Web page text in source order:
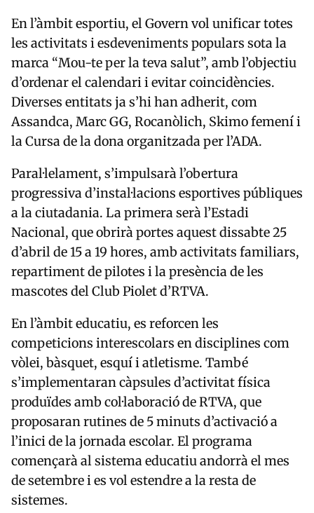
En l’àmbit esportiu, el Govern vol unificar totes
les activitats i esdeveniments populars sota la
marca “Mou-te per la teva salut”, amb l’objectiu
d’ordenar el calendari i evitar coincidències.
Diverses entitats ja s’hi han adherit, com
Assandca, Marc GG, Rocanòlich, Skimo femení i
la Cursa de la dona organitzada per l’ADA.
Paral·lelament, s’impulsarà l’obertura
progressiva d’instal·lacions esportives públiques
a la ciutadania. La primera serà l’Estadi
Nacional, que obrirà portes aquest dissabte 25
d’abril de 15 a 19 hores, amb activitats familiars,
repartiment de pilotes i la presència de les
mascotes del Club Piolet d’RTVA.
En l’àmbit educatiu, es reforcen les
competicions interescolars en disciplines com
vòlei, bàsquet, esquí i atletisme. També
s’implementaran càpsules d’activitat física
produïdes amb col·laboració de RTVA, que
proposaran rutines de 5 minuts d’activació a
l’inici de la jornada escolar. El programa
començarà al sistema educatiu andorrà el mes
de setembre i es vol estendre a la resta de
sistemes.